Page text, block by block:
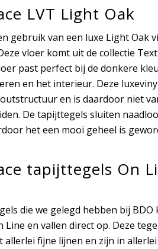
LVT Light Oak
gebruik van een luxe Light Oak
vloer komt uit de collectie
past perfect bij de donkere
en het interieur. Deze
en is daardoor niet
De tapijttegels sluiten
het een mooi geheel is
tapijttegels On
die we gelegd hebben bij BDO
Line en vallen direct op. Deze
allerlei fijne lijnen en zijn in